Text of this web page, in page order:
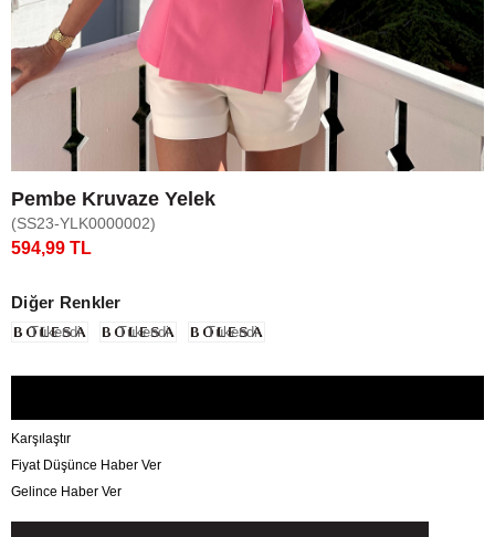
Pembe Kruvaze Yelek
(SS23-YLK0000002)
594,99 TL
Diğer Renkler
Tükendi Tükendi Tükendi
Karşılaştır
Fiyat Düşünce Haber Ver
Gelince Haber Ver